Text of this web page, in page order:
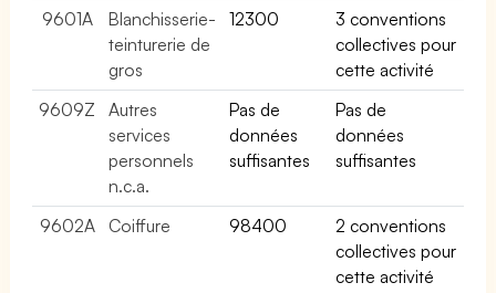
9601A
Blanchisserie-
teinturerie de
gros
12300
3 conventions
collectives pour
cette activité
9609Z
Autres
services
personnels
n.c.a.
Pas de
données
suffisantes
Pas de
données
suffisantes
9602A Coiffure 98400
2 conventions
collectives pour
cette activité